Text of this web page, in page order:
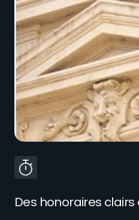
Des honoraires